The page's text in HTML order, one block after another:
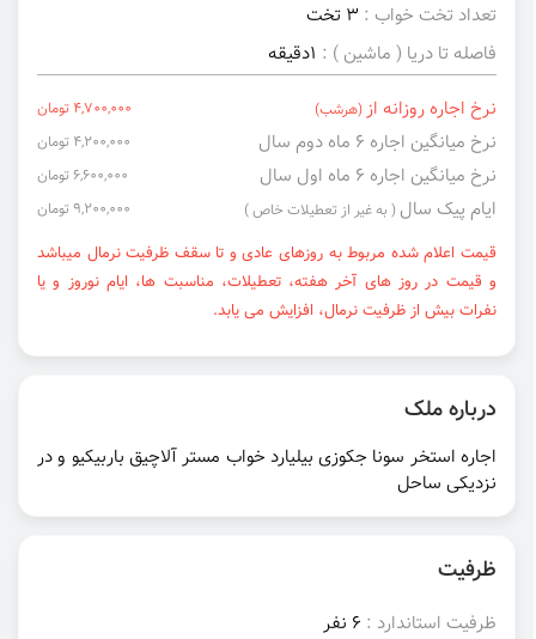
تعداد تخت خواب : 3 تخت
فاصله تا دریا ( ماشین ) : 1دقیقه
نرخ اجاره روزانه از (هرشب) 4,700,000 تومان
نرخ میانگین اجاره ۶ ماه دوم سال 4,200,000 تومان
نرخ میانگین اجاره ۶ ماه اول سال 6,600,000 تومان
ایام پیک سال ( به غیر از تعطیلات خاص ) 9,200,000 تومان
قیمت اعلام شده مربوط به روزهای عادی و تا سقف ظرفیت نرمال میباشد
و قیمت در روز های آخر هفته، تعطیلات، مناسبت ها، ایام نوروز و یا
نفرات بیش از ظرفیت نرمال، افزایش می یابد.
درباره ملک
اجاره استخر سونا جکوزی بیلیارد خواب مستر آلاچیق باربیکیو و در
نزدیکی ساحل
ظرفیت
ظرفیت استاندارد : 6 نفر